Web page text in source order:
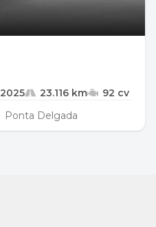
2025 23.116 km
92 cv
Ponta Delgada